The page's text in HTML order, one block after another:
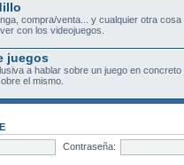
compra/venta... y cualquier otra
con los videojuegos.
juegos
a hablar sobre un juego en concreto
el mismo.
Contraseña: